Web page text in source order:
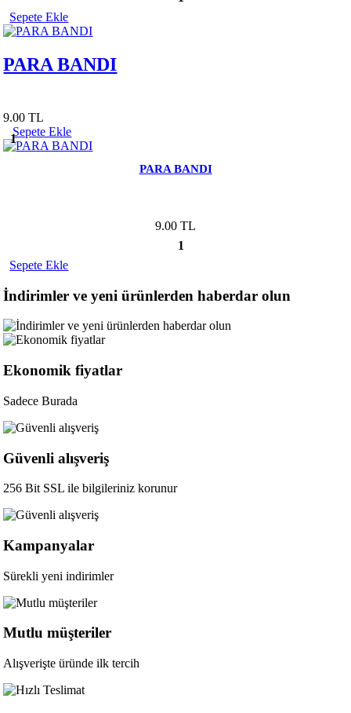
Sepete Ekle
PARA BANDI
9.00 TL
1
Sepete Ekle
PARA BANDI
9.00 TL
1
Sepete Ekle
İndirimler ve yeni ürünlerden haberdar olun
Ekonomik fiyatlar
Sadece Burada
Güvenli alışveriş
256 Bit SSL ile bilgileriniz korunur
Kampanyalar
Sürekli yeni indirimler
Mutlu müşteriler
Alışverişte üründe ilk tercih